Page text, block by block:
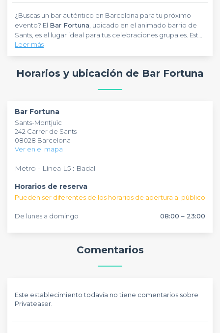
¿Buscas un bar auténtico en Barcelona para tu próximo
evento? El Bar Fortuna , ubicado en el animado barrio de
Sants, es el lugar ideal para tus celebraciones grupales. Este
establecimiento tradicional combina el encanto de un bar
de barrio con instalaciones modernas perfectas para
Bar Fortuna se adapta a todo tipo de ocasiones, desde
No busques más, el Bar Fortuna es tu destino para una
Leer más
Horarios y ubicación de Bar Fortuna
Bar Fortuna
Sants-Montjuïc
242 Carrer de Sants
08028 Barcelona
Ver en el mapa
Metro - Línea L5 : Badal
Horarios de reserva
Pueden ser diferentes de los horarios de apertura al público
De lunes a domingo 08:00 – 23:00
Comentarios
Este establecimiento todavía no tiene comentarios sobre
Privateaser.